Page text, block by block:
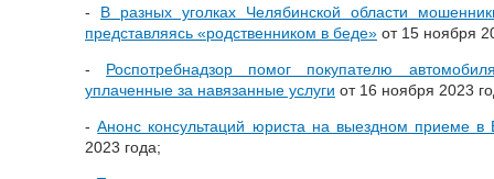
- В разных уголках Челябинской области
представляясь «родственником в беде» от 15 ноября
- Роспотребнадзор помог покупателю
уплаченные за навязанные услуги от 16 ноября 2023
-Анонс консультаций юриста на выездном приеме в
2023 года;